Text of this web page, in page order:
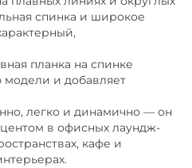
спинка и широкое
планка на спинке
и добавляет
легко и динамично — он
в офисных лаундж-
кафе и